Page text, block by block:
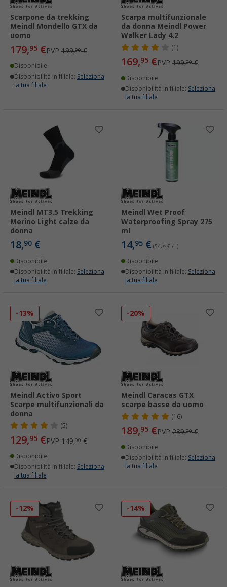
Scarpone da trekking
Meindl Mondello GTX da
uomo
179,95 €PVP 199,90€
Disponibile
Disponibilità in filiale: Seleziona
la tua filiale
Scarpa multifunzionale
da donna Meindl Power
Walker Lady 4.2
(1)
169,95 €PVP 199,90€
Disponibile
Disponibilità in filiale: Seleziona
la tua filiale
Meindl MT3.5 Trekking
Merino Light calze da
donna
18,90 €
Disponibile
Disponibilità in filiale: Seleziona
la tua filiale
Meindl Wet Proof
Waterproofing Spray 275
ml
14,95 € (54,36 € / l)
Disponibile
Disponibilità in filiale: Seleziona
la tua filiale
-13%
Meindl Activo Sport
Scarpe multifunzionali da
donna
(5)
129,95 €PVP 149,90€
Disponibile
Disponibilità in filiale: Seleziona
la tua filiale
-20%
Meindl Caracas GTX
scarpe basse da uomo
(16)
189,95 €PVP 239,90€
Disponibile
Disponibilità in filiale: Seleziona
la tua filiale
-12% -14%